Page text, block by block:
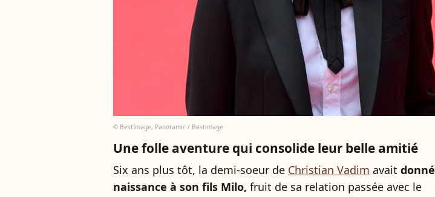
© BestImage, Panoramic / Bestimage
Une folle aventure qui consolide leur belle amitié
Six ans plus tôt, la demi-soeur de Christian Vadim avait donné
naissance à son fils Milo, fruit de sa relation passée avec le